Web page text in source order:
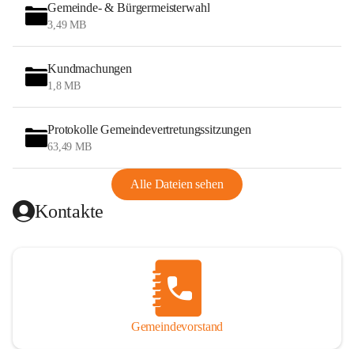
Gemeinde- & Bürgermeisterwahl
3,49 MB
Kundmachungen
1,8 MB
Protokolle Gemeindevertretungssitzungen
63,49 MB
Alle Dateien sehen
Kontakte
Gemeindevorstand